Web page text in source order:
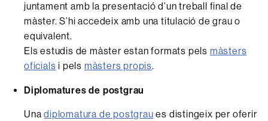
juntament amb la presentació d’un treball final de
màster. S’hi accedeix amb una titulació de grau o
equivalent.
Els estudis de màster estan formats pels màsters
oficials i pels màsters propis.
Diplomatures de postgrau
Unadiplomatura de postgrau es distingeix per oferir